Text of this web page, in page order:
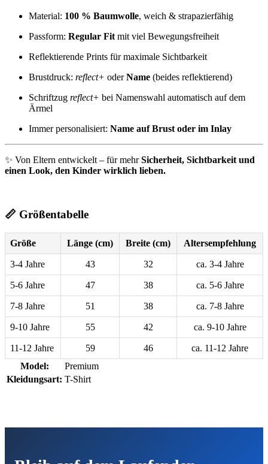
Material: 100 % Baumwolle, weich & strapazierfähig
Passform: Regular Fit mit viel Bewegungsfreiheit
Reflektierende Prints für maximale Sichtbarkeit
Brustdruck: reflect+ oderName (beides reflektierend)
Schriftzug reflect+ bei Namenswahl automatisch auf dem
Ärmel
Immer personalisiert: Name auf Brust oder im Inlay
✨ Von Eltern entwickelt – für mehrSicherheit, Sichtbarkeit und
einen Look, den Kinder wirklich lieben.
📏 Größentabelle
Größe Länge (cm) Breite (cm) Altersempfehlung
3-4 Jahre 43 32 ca. 3-4 Jahre
5-6 Jahre 47 38 ca. 5-6 Jahre
7-8 Jahre 51 38 ca. 7-8 Jahre
9-10 Jahre 55 42 ca. 9-10 Jahre
11-12 Jahre 59 46
ca. 11-12 Jahre
Model:
Premium
Kleidungsart: T-Shirt